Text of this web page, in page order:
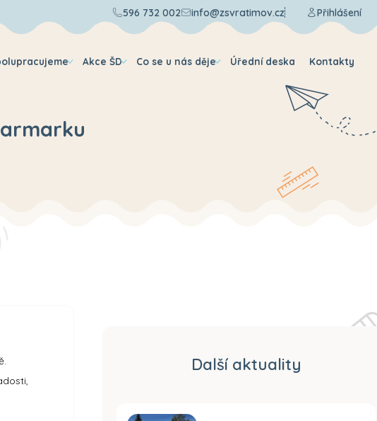
596 732 002 info@zsvratimov.cz Přihlášení
Akce ŠD Co se u nás děje Úřední deska Kontakty
Další aktuality